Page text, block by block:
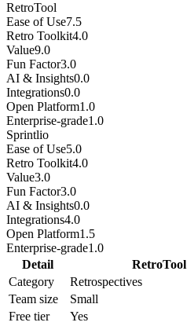
RetroTool
Ease of Use7.5
Retro Toolkit4.0
Value9.0
Fun Factor3.0
AI & Insights0.0
Integrations0.0
Open Platform1.0
Enterprise-grade1.0
Sprintlio
Ease of Use5.0
Retro Toolkit4.0
Value3.0
Fun Factor3.0
AI & Insights0.0
Integrations4.0
Open Platform1.5
Enterprise-grade1.0
Detail
RetroTool
Category
Retrospectives
Team size
Small
Free tier
Yes